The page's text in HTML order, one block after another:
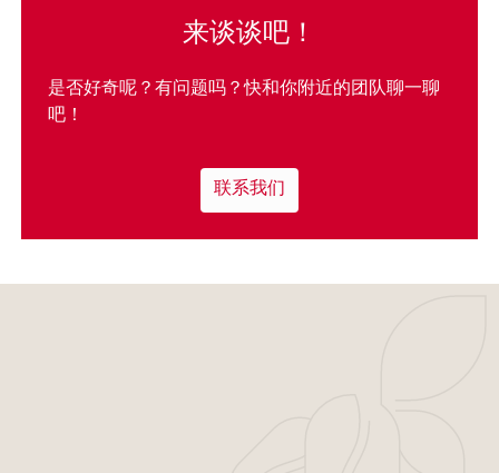
来谈谈吧！
是否好奇呢？有问题吗？快和你附近的团队聊一聊
吧！
联系我们